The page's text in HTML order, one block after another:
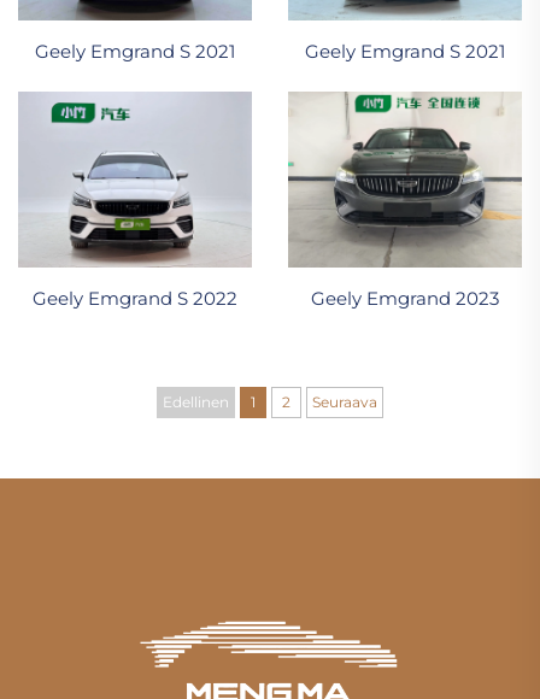
Geely Emgrand S 2021 Geely Emgrand S 2021
Geely Emgrand S 2022 Geely Emgrand 2023
Edellinen 1 2 Seuraava